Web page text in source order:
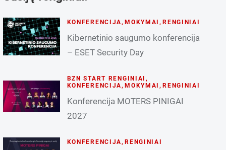
KONFERENCIJA ,MOKYMAI ,RENGINIAI
Kibernetinio saugumo konferencija
– ESET Security Day
BZN START RENGINIAI ,
KONFERENCIJA ,MOKYMAI ,RENGINIAI
Konferencija MOTERS PINIGAI
2027
KONFERENCIJA ,RENGINIAI